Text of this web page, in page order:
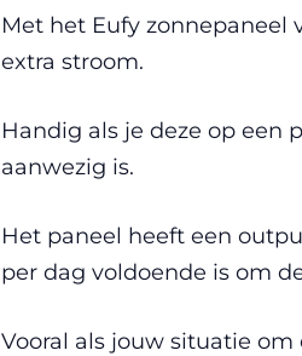
Met het Eufy zonnepaneel
extra stroom.
Handig als je deze op een
aanwezig is.
Het paneel heeft een
per dag voldoende is om
Vooral als jouw situatie